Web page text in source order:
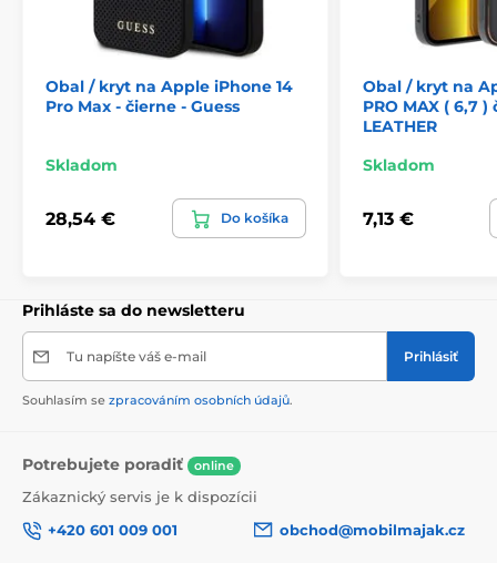
Obal / kryt na Apple iPhone 14
Pro Max - čierne - Guess
Skladom
28,54 € Do košíka
Obal / kryt na
PRO MAX ( 6,7
LEATHER
Skladom
7,13 €
Prihláste sa do newsletteru
Tu napíšte váš e-mail Prihlásiť
Souhlasím se zpracováním osobních údajů.
Potrebujete poradiť online
Zákaznický servis je k dispozícii
+420 601 009 001
obchod@mobilmajak.cz